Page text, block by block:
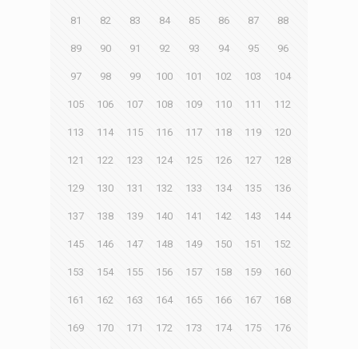
81 82 83 84 85 86 87 88
89 90 91 92 93 94 95 96
97 98 99 100 101 102 103 104
105 106 107 108 109 110 111 112
113 114 115 116 117 118 119 120
121 122 123 124 125 126 127 128
129 130 131 132 133 134 135 136
137 138 139 140 141 142 143 144
145 146 147 148 149 150 151 152
153 154 155 156 157 158 159 160
161 162 163 164 165 166 167 168
169 170 171 172 173 174 175 176